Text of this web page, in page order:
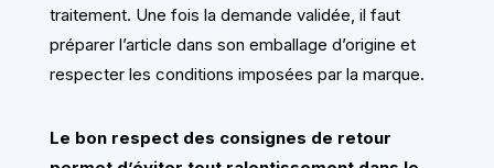
traitement. Une fois la demande validée, il faut
préparer l’article dans son emballage d’origine et
respecter les conditions imposées par la marque.
Le bon respect des consignes de retour